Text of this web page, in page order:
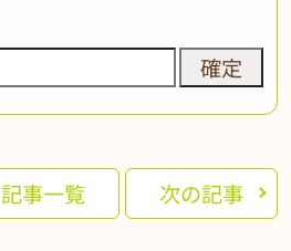
記事一覧 次の記事